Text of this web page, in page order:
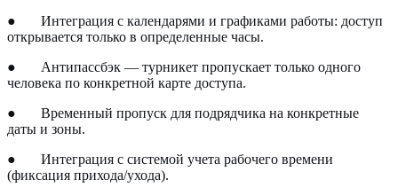
● Интеграция с календарями и графиками работы: доступ
открывается только в определенные часы.
● Антипассбэк — турникет пропускает только одного
человека по конкретной карте доступа.
● Временный пропуск для подрядчика на конкретные
даты и зоны.
● Интеграция с системой учета рабочего времени
(фиксация прихода/ухода).